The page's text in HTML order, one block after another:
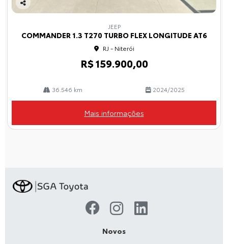
Co
lhe
JEEP
COMMANDER 1.3 T270 TURBO FLEX LONGITUDE AT6
RJ - Niterói
R$ 159.900,00
36.546 km 2024/2025
Mais informações
Novos